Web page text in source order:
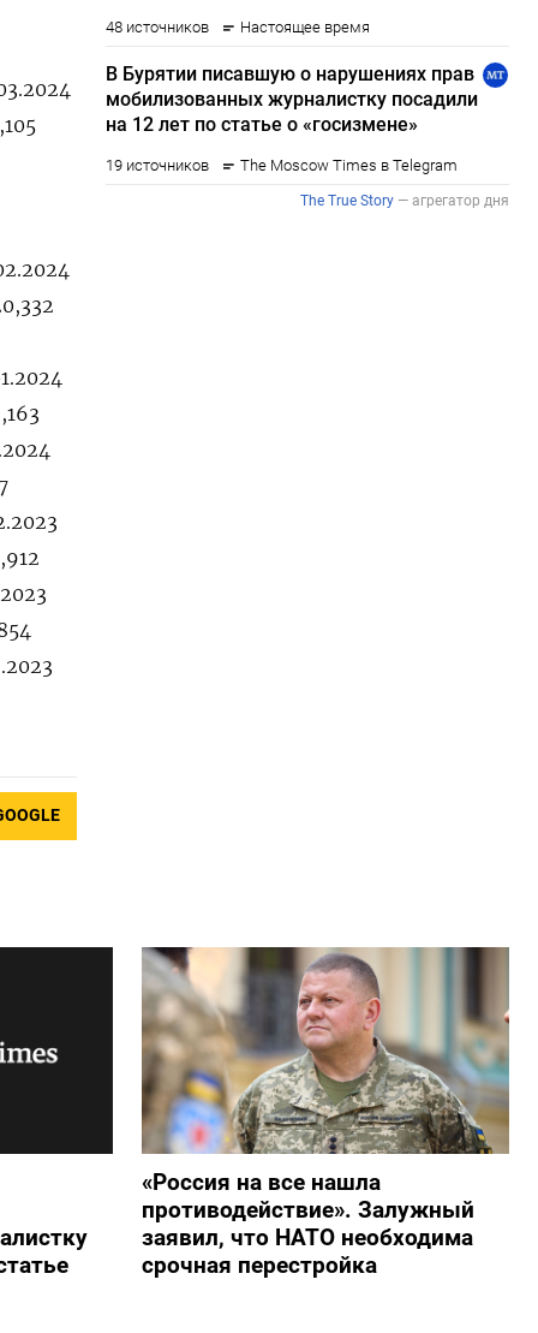
«Россия на все нашла
противодействие». Залужный
заявил, что НАТО необходима
срочная перестройка